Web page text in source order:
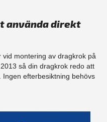
använda direkt
montering av dragkrok på
så din dragkrok redo att
efterbesiktning behövs